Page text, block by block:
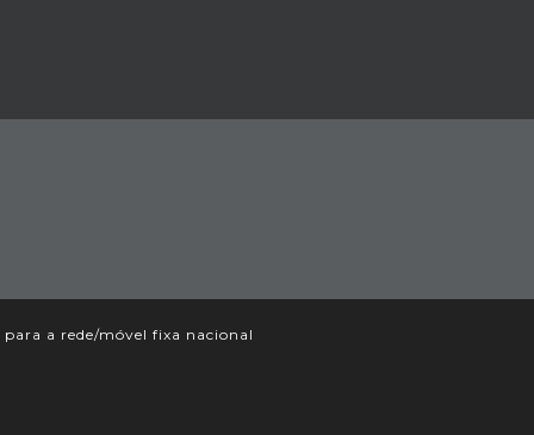
para a rede/móvel fixa nacional